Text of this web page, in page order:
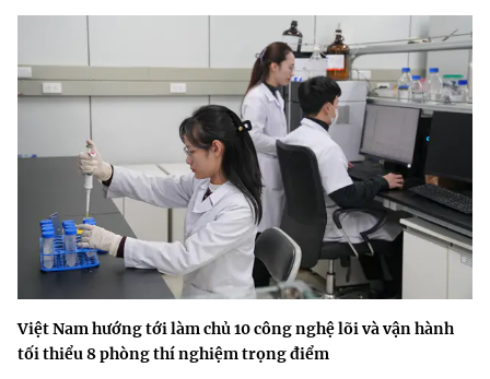
Việt Nam hướng tới làm chủ 10 công nghệ lõi và vận hành
tối thiểu 8 phòng thí nghiệm trọng điểm